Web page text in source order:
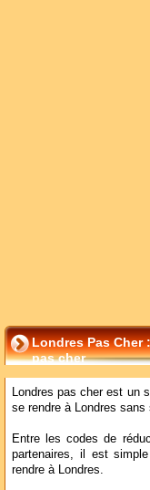
Londres Pas Cher
pas cher
Londres pas cher est un
se rendre à Londres sans
Entre les codes de
partenaires, il est
rendre à Londres.